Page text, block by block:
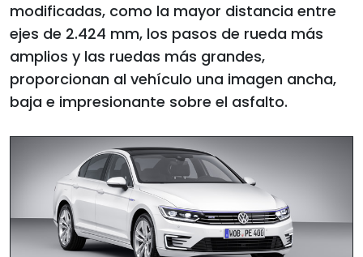
modificadas, como la mayor distancia entre
ejes de 2.424 mm, los pasos de rueda más
amplios y las ruedas más grandes,
proporcionan al vehículo una imagen ancha,
baja e impresionante sobre el asfalto.